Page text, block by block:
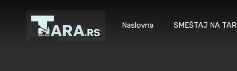
Naslovna SMEŠTAJ NA TARI